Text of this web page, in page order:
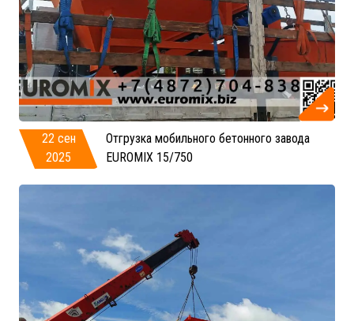
22 сен
2025
Отгрузка мобильного бетонного завода
EUROMIX 15/750